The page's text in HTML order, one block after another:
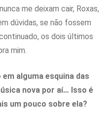
me deixam cair, Roxas,
dúvidas, se não fossem
os dois últimos
mim.
alguma esquina das
nova por aí… Isso é
um pouco sobre ela?